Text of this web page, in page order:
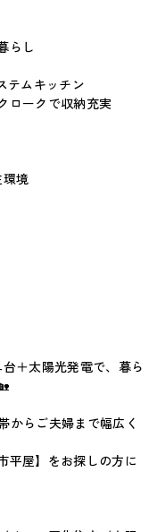
らし
テムキッチン
ロークで収納充実
環境
＋太陽光発電で、暮ら
からご夫婦まで幅広く
平屋】をお探しの方に